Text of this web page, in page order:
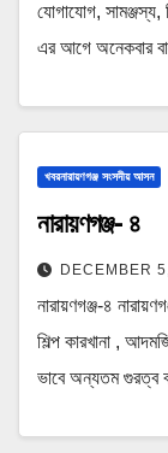
যোগাযোগ, সামঞ্জস্য,
এর আগে অনেকবার
খবরনারায়ণগঞ্জ সংসদীয় আসন
নারায়ণগঞ্জ- ৪
DECEMBER
নারায়ণগঞ্জ-৪
শিল্প কারখানা ,
ভাবে অন্যতম গুরত্ব